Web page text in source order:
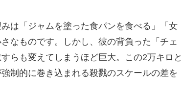
は「ジャムを塗った食パンを食べる」「女
なものです。しかし、彼の背負った「チェ
らも変えてしまうほど巨大。この2万キロと
制的に巻き込まれる殺戮のスケールの差を